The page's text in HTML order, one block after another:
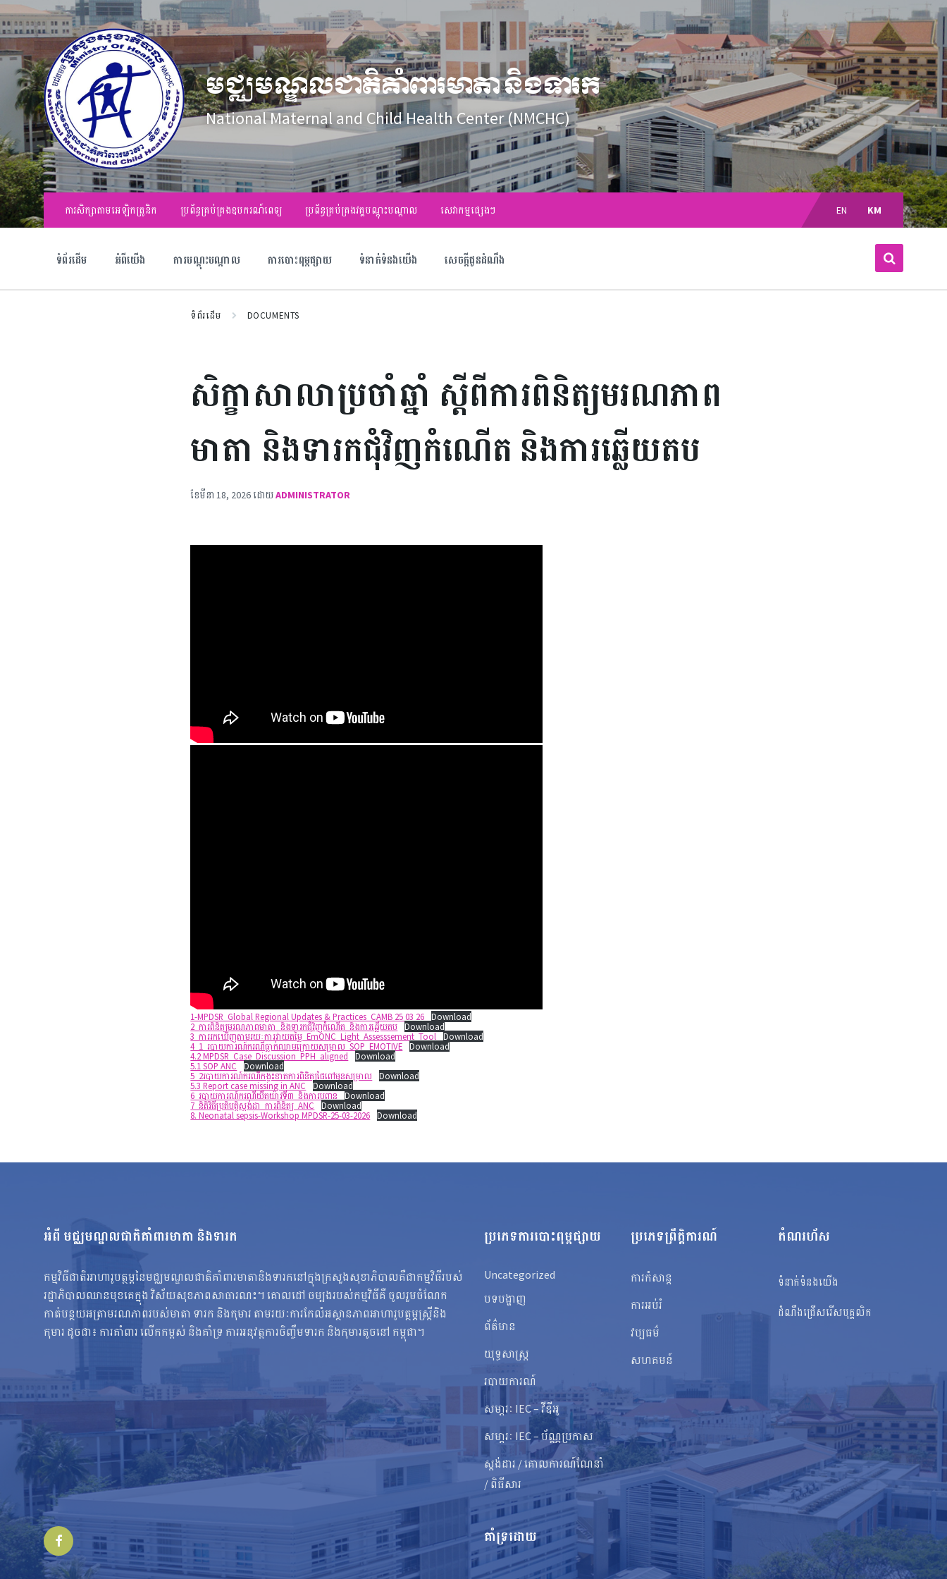
Skip
to
content
Skip
to
main
Skip
to
footer
មជ្ឈមណ្ឌលជាតិគាំពារមាតា និងទារក
National Maternal and Child Health Center (NMCHC)
ការសិក្សាតាមអេឡិកត្រូនិក ប្រព័ន្ធគ្រប់គ្រងឧបករណ៍ពេទ្យ ប្រព័ន្ធគ្រប់គ្រងវគ្គបណ្ដុះបណ្ដាល សេវាកម្មផ្សេងៗ
Choose
language:
EN KM
ទំព័រដើម អំពីយើង ការបណ្តុះបណ្តាល ការបោះពុម្ពផ្សាយ ទំនាក់ទំនងយើង សេចក្តីជូនដំណឹង
ទំព័រដើម DOCUMENTS
សិក្ខាសាលាប្រចាំឆ្នាំ ស្តីពីការពិនិត្យមរណភាព
មាតា និងទារកជុំវិញកំណើត និងការឆ្លើយតប
ខែ​មីនា 18, 2026ដោយADMINISTRATOR
1-MPDSR_Global Regional Updates & Practices_CAMB 25 03 26
Download
2_ការពិនិត្យមរណភាពមាតា_និងទារកជុំវិញកំណើត_និងការឆ្លើយតប
Download
3_ការរកឃើញតាមរយៈការវាយតម្លៃ_EmONC_Light_Assesssement_Tool
Download
4_1_របាយការណ៍ករណីធ្លាក់ឈាមក្រោយសម្រាល_SOP_EMOTIVE
Download
4.2 MPDSR_Case_Discussion_PPH_aligned
Download
5.1 SOP ANC
Download
5_2របាយការណ៍ករណីកង្វះខាតការពិនិត្យផ្ទៃពៅមុនសម្រាល
Download
5.3 Report case missing in ANC
Download
6_របាយការណ៍ករណីយឺតយ៉ាវទី៣_និងការបញ្ពូន
Download
7_និតិវិធីប្រតិបត្តិស្តង់ដា_ការពិនិត្យ_ANC
Download
8. Neonatal sepsis-Workshop MPDSR-25-03-2026
Download
អំពី មជ្ឈមណ្ឌលជាតិគាំពារមាតា និងទារក
កម្មវិធីជាតិអាហារូបត្ថម្ភនៃមជ្ឈមណ្ឌលជាតិគាំពារមាតានិងទារកនៅក្នុងក្រសួងសុខាភិបាលគឺជាកម្មវិធីរបស់
រដ្ឋាភិបាលឈានមុខគេក្នុង វិស័យសុខភាពសាធារណះ។ គោលដៅ ចម្បងរបស់កម្មវិធីគឺ ចូលរួមចំណែក
កាត់បន្ថយអត្រាមរណភាពរបស់មាតា ទារក និងកុមារ តាមរយៈការកែលំអស្ថានភាពអាហារូបត្ថម្ភស្ត្រីនិង
កុមារ ដូចជា៖ ការគាំពារ លើកកម្ពស់ និងគាំទ្រ ការអនុវត្តការចិញ្ចឹមទារក និងកុមារតូចនៅ កម្ពុជា។
ប្រភេទការបោះពុម្ពផ្សាយ
Uncategorized
បទបង្ហាញ
ព័ត៌មាន
យុទ្ធសាស្ត្រ
របាយការណ៍
សមា្ភរៈ IEC – វីឌីអូ
សមា្ភរៈ IEC – ប័ណ្ណប្រកាស
ស្តង់ដារ / គោលការណ៍ណែនាំ
/ ពិធីសារ
ប្រភេទព្រឹត្តិការណ៍
ការកំសាន្ត
ការអប់រំ
វប្បធម៌
សហគមន៍
តំណរហ័ស
ទំនាក់ទំនងយើង
ដំណឹងជ្រើសរើសបុគ្គលិក
Facebook គាំទ្រដោយ